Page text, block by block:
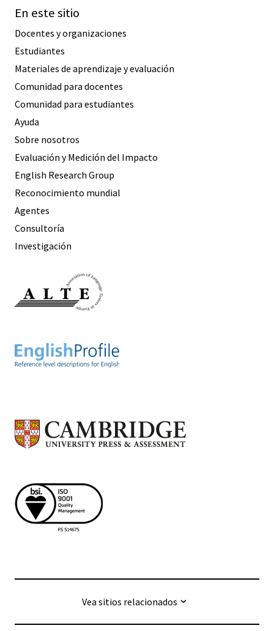
En este sitio
Docentes y organizaciones
Estudiantes
Materiales de aprendizaje y evaluación
Comunidad para docentes
Comunidad para estudiantes
Ayuda
Sobre nosotros
Evaluación y Medición del Impacto
English Research Group
Reconocimiento mundial
Agentes
Consultoría
Investigación
Vea sitios relacionados